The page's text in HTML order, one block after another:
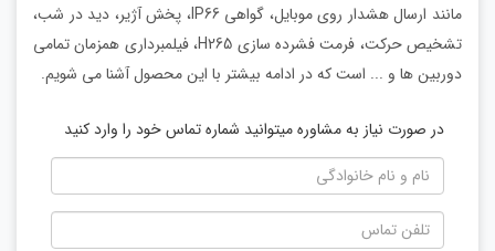
مانند ارسال هشدار روی موبایل، گواهی IP66، پخش آژیر، دید در شب،
تشخیص حرکت، فرمت فشرده سازی H265، فیلمبرداری همزمان تمامی
دوربین ها و ... است که در ادامه بیشتر با این محصول آشنا می شویم.
در صورت نیاز به مشاوره میتوانید شماره تماس خود را وارد کنید